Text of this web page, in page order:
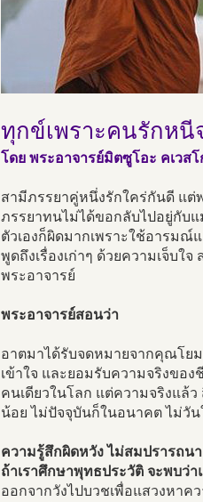
ทุกข์เพราะคนรักหนี
โดย พระอาจารย์มิตซูโอะ คเวสโ
สามีภรรยาคู่หนึ่งรักใคร่กันดี แต่
ภรรยาทนไม่ได้ขอกลับไปอยู่กับ
ตัวเองก็ผิดมากเพราะใช้อารมณ์
พูดถึงเรื่องเก่าๆ ด้วยความเจ็บใ
พระอาจารย์
พระอาจารย์สอนว่า
อาตมาได้รับจดหมายจากคุณโย
เข้าใจ และยอมรับความจริงขอ
คนเดียวในโลก แต่ความจริงแล้
น้อย ไม่ปัจจุบันก็ในอนาคต ไม่วั
ความรู้สึกผิดหวัง ไม่สมปรารถน
ถ้าเราศึกษาพุทธประวัติ จะพบว่
ออกจากวังไปบวชเพื่อแสวงหาค